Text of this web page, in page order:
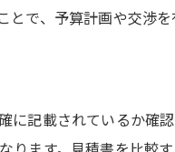
要因
安
差
で、予算計画や交渉を
記載されているか確認